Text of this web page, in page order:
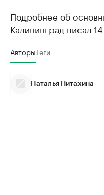
Подробнее об
Калининград писал
АвторыТеги
Наталья Питахина